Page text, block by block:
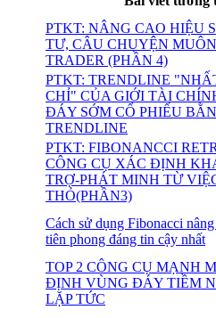
PTKT: NÂNG CAO HIỆU
TƯ, CÂU CHUYỆN
TRADER (PHẦN 4)
PTKT: TRENDLINE
CHỈ" CỦA GIỚI TÀI
ĐÁY SỚM CỔ PHIẾU
TRENDLINE
PTKT: FIBONANCCI
CÔNG CỤ XÁC ĐỊNH
TRỢ-PHÁT MINH TỪ
THỎ(PHẦN3)
Cách sử dụng Fibonacci
tiên phong đáng tin cậy nhất
TOP 2 CÔNG CỤ MẠNH
ĐỊNH VÙNG ĐÁY TIỀM
LẶP TỨC